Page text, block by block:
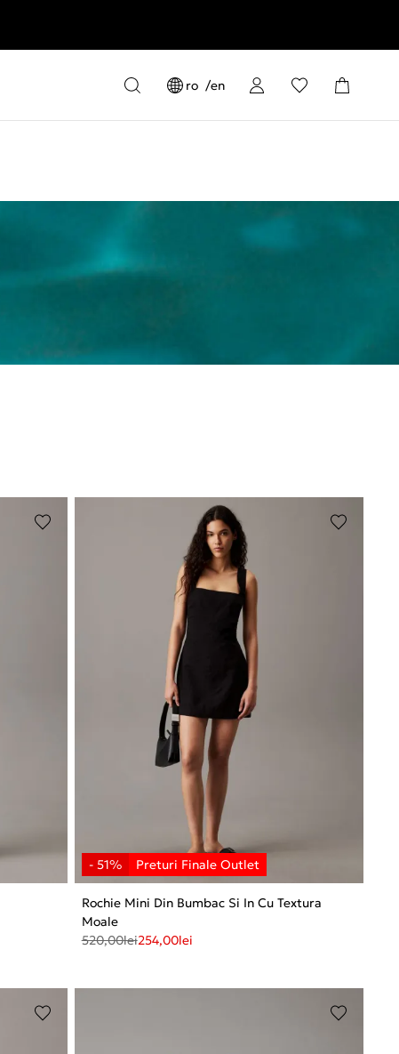
ro en
Rochie Mini Din Bumbac Si In Cu Textura
Moale
520,00lei254,00lei